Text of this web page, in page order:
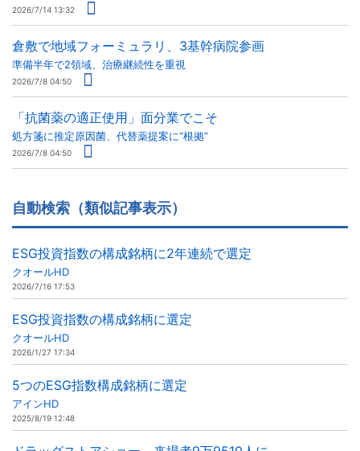
2026/7/14 13:32
倉敷で地域フォーミュラリ、3基幹病院参画
準備半年で2領域、治療継続性を重視
2026/7/8 04:50
「抗菌薬の適正使用」面分業でこそ
処方箋に推定原因菌、代替薬提案に“根拠”
2026/7/8 04:50
自動検索（類似記事表示）
ESG投資指数の構成銘柄に2年連続で選定
クオールHD
2026/7/16 17:53
ESG投資指数の構成銘柄に選定
クオールHD
2026/1/27 17:34
5つのESG指数構成銘柄に選定
アインHD
2025/8/19 12:48